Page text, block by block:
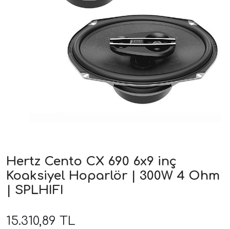
Hertz Cento CX 690 6x9 inç
Koaksiyel Hoparlör | 300W 4 Ohm
| SPLHIFI
15.310,89 TL